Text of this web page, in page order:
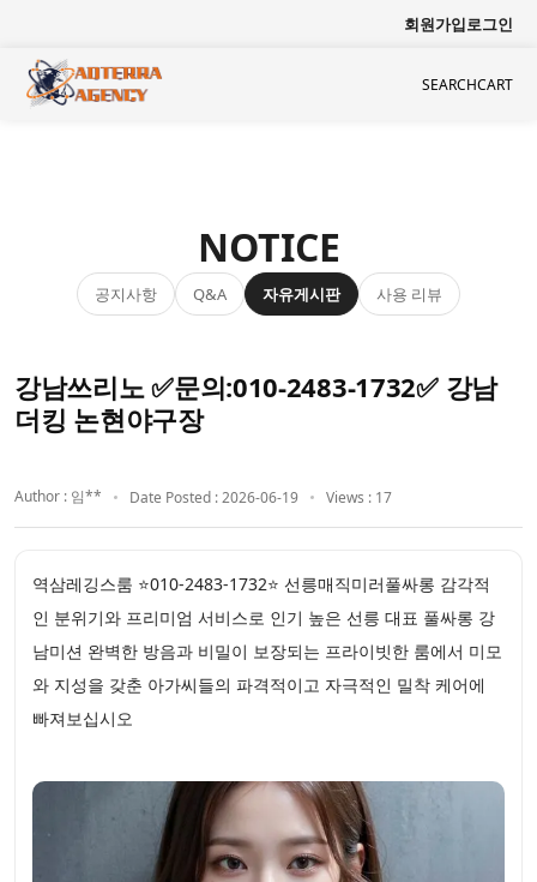
회원가입로그인
SEARCHCART
NOTICE
공지사항 Q&A 자유게시판 사용 리뷰
강남쓰리노 ✅문의:010-2483-1732✅ 강남
더킹 논현야구장
Author : 임** Date Posted : 2026-06-19 Views : 17
역삼레깅스룸 ⭐010-2483-1732⭐ 선릉매직미러풀싸롱 감각적
인 분위기와 프리미엄 서비스로 인기 높은 선릉 대표 풀싸롱 강
남미션 완벽한 방음과 비밀이 보장되는 프라이빗한 룸에서 미모
와 지성을 갖춘 아가씨들의 파격적이고 자극적인 밀착 케어에
빠져보십시오